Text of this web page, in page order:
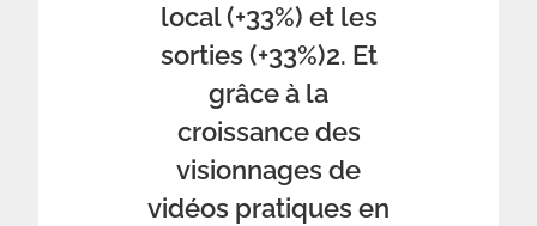
local (+33%) et les
sorties (+33%)2. Et
grâce à la
croissance des
visionnages de
vidéos pratiques en